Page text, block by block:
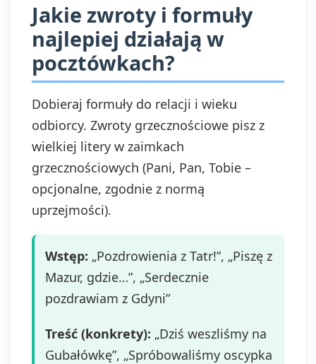
Jakie zwroty i formuły
najlepiej działają w
pocztówkach?
Dobieraj formuły do relacji i wieku
odbiorcy. Zwroty grzecznościowe pisz z
wielkiej litery w zaimkach
grzecznościowych (Pani, Pan, Tobie –
opcjonalne, zgodnie z normą
uprzejmości).
Wstęp: „Pozdrowienia z Tatr!”, „Piszę z
Mazur, gdzie…”, „Serdecznie
pozdrawiam z Gdyni”
Treść (konkrety): „Dziś weszliśmy na
Gubałówkę”, „Spróbowaliśmy oscypka